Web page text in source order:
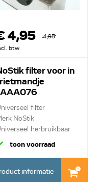
4,95
4,95
btw
filter voor in
filter
NoStik
herbruikbaar
vetf...
toon voorraad
informatie